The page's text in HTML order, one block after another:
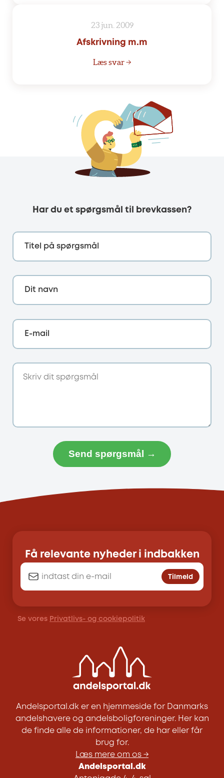
23 jun. 2009
Afskrivning m.m
Læs svar →
Har du et spørgsmål til brevkassen?
Titel på spørgsmål
Dit navn
E-mail
Send spørgsmål →
Få relevante nyheder i indbakken
Tilmeld
Se vores Privatlivs- og cookiepolitik
Andelsportal.dk er en hjemmeside for Danmarks
andelshavere og andelsboligforeninger. Her kan
de finde alle de informationer, de har eller får
brug for.
Læs mere om os →
Andelsportal.dk